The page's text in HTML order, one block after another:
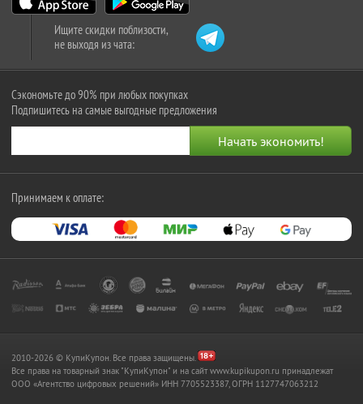
Ищите скидки поблизости,
не выходя из чата:
Сэкономьте до 90% при любых покупках
Подпишитесь на самые выгодные предложения
Принимаем к оплате:
2010-2026 © КупиКупон. Все права защищены.
Все права на товарный знак "КупиКупон" и на сайт www.kupikupon.ru принадлежат
OOO «Агентство цифровых решений» ИНН 7705523387, ОГРН 1127747063212